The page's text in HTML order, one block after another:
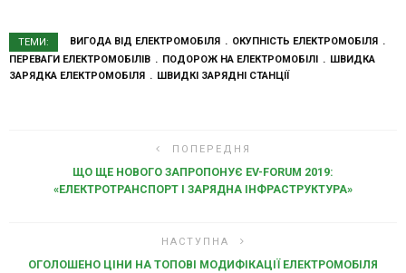
ТЕМИ: ВИГОДА ВІД ЕЛЕКТРОМОБІЛЯ
ОКУПНІСТЬ ЕЛЕКТРОМОБІЛЯ
ПЕРЕВАГИ ЕЛЕКТРОМОБІЛІВ
ПОДОРОЖ НА ЕЛЕКТРОМОБІЛІ
ШВИДКА
ЗАРЯДКА ЕЛЕКТРОМОБІЛЯ
ШВИДКІ ЗАРЯДНІ СТАНЦІЇ
ПОПЕРЕДНЯ
ЩО ЩЕ НОВОГО ЗАПРОПОНУЄ EV-FORUM 2019:
«ЕЛЕКТРОТРАНСПОРТ І ЗАРЯДНА ІНФРАСТРУКТУРА»
НАСТУПНА
ОГОЛОШЕНО ЦІНИ НА ТОПОВІ МОДИФІКАЦІЇ ЕЛЕКТРОМОБІЛЯ